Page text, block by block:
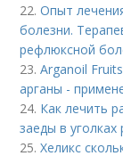
22.Опыт
болезни.
рефлюксной
23.Arganoil
арганы -
24. Как лечить
заеды в уголках
25.Хеликс